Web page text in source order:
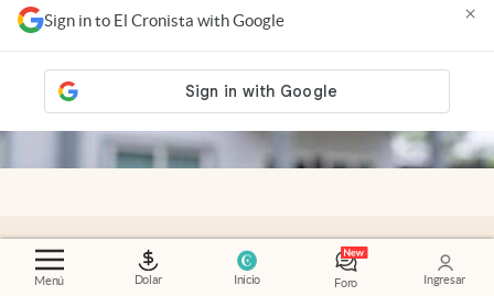
Menú Dolar Inicio Foro Ingresar
Sign in to El Cronista with Google ×
Zoom editorial .Los pesos no van a crecer, solo van
a cambiar de mano